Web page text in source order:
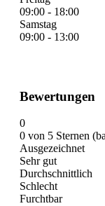
09:00 - 18:00
Samstag
09:00 - 13:00
Bewertungen
0
0 von 5 Sternen
Ausgezeichnet
Sehr gut
Durchschnittlich
Schlecht
Furchtbar